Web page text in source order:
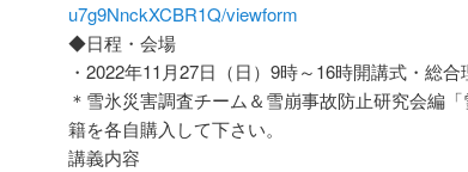
移
動
動
u7g9NnckXCBR1Q/viewform
◆日程・会場
・2022年11月27日（日）9時～16時開講式・総
＊雪氷災害調査チーム＆雪崩事故防止研究会編
籍を各自購入して下さい。
講義内容